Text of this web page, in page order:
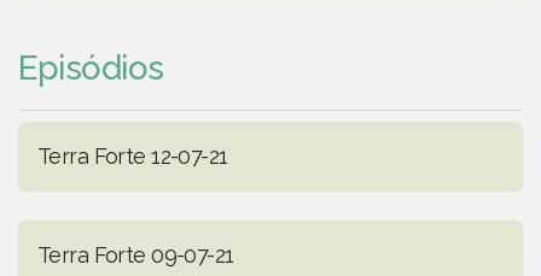
Episódios
Terra Forte 12-07-21
Terra Forte 09-07-21